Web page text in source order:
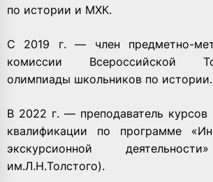
по истории и МХК.
С 2019 г. — член предметно-
комиссии Всероссийской
олимпиады школьников по истории.
В 2022 г. — преподаватель курсов
квалификации по программе
экскурсионной
им.Л.Н.Толстого).